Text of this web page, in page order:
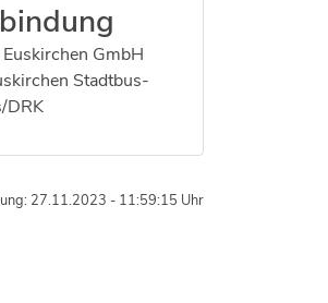
GmbH
Stadtbus-
DRK
27.11.2023 - 11:59:15 Uhr